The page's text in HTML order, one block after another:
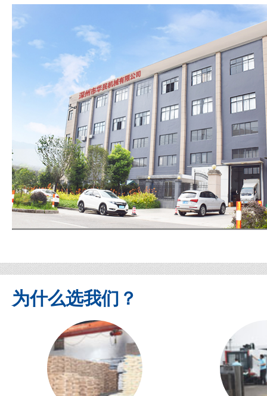
为什么选我们？